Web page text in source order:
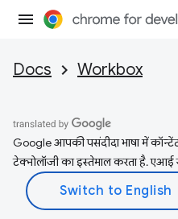
Docs Workbox
Google आपकी पसंदीदा भाषा में
टेक्नोलॉजी का इस्तेमाल करता है. एआई